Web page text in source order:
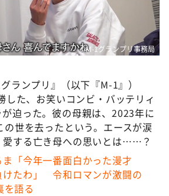
り！シーズン２
ライブ 正義のミカタ
ゃい！
©️M-1グランプリ事務局
ランプリ』（以下『M-1』）
した、お笑いコンビ・バッテリィ
迫った。彼の母親は、2023年に
世を去ったという。エースが涙
愛する亡き母への思いとは……？
ま「今年一番面白かった漫才
たわ」 令和ロマンが激闘の
を語る